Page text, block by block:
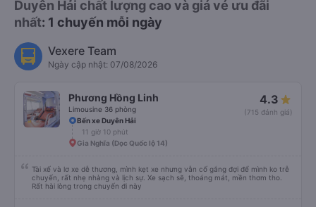
Duyên Hải chất lượng cao và giá vé ưu đãi
nhất: 1 chuyến mỗi ngày
Vexere Team
Ngày cập nhật: 07/08/2026
Phương Hồng Linh
Limousine 36 phòng
4.3
(715 đánh giá)
Bến xe Duyên Hải
11 giờ 10 phút
Gia Nghĩa (Dọc Quốc lộ 14)
Tài xế và lơ xe dễ thương, mình kẹt xe nhưng vẫn cố gắng đợi để mình ko trễ
chuyến, rất nhẹ nhàng và lịch sự. Xe sạch sẽ, thoáng mát, mền thơm tho.
Rất hài lòng trong chuyến đi này